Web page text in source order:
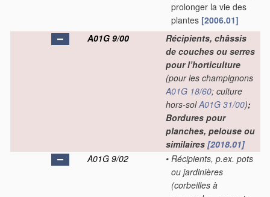
prolonger la vie des
plantes [2006.01]
A01G 9/00
Récipients, châssis
de couches ou serres
pour l’horticulture
(pour les champignons
A01G 18/60; culture
hors-solA01G 31/00);
Bordures pour
planches, pelouse ou
similaires [2018.01]
A01G 9/02
• Récipients, p.ex. pots
ou jardinières
(corbeilles à